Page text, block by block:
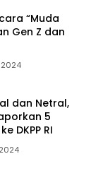
“Muda
Gen Z dan
dan Netral,
5
DKPP RI